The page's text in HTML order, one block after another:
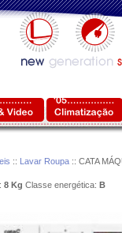
:: Lavar Roupa:: CATA
8 Kg Classe energética: B